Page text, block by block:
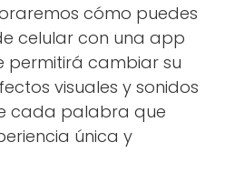
cómo puedes
celular con una app
permitirá cambiar su
visuales y sonidos
cada palabra que
única y